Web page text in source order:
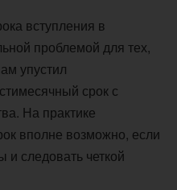
вступления в
проблемой для тех,
упустил
срок с
На практике
вполне возможно, если
следовать четкой